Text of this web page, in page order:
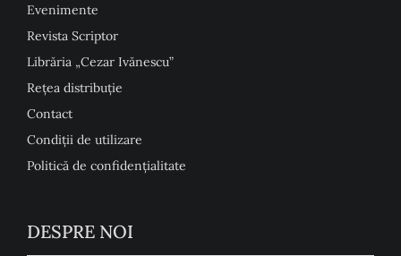
Evenimente
Revista Scriptor
Librăria „Cezar Ivănescu”
Rețea distribuție
Contact
Condiţii de utilizare
Politică de confidențialitate
DESPRE NOI